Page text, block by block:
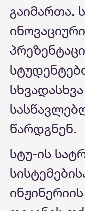
გაიმართა.
წარდგნენ.
სტუ-ის